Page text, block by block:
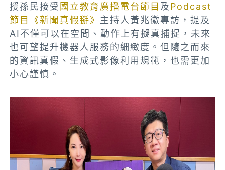
授孫民接受 國立教育廣播電台節目 及Podcast
節目《新聞真假掰》 主持人黃兆徽專訪，提及
AI不僅可以在空間、動作上有擬真捕捉，未來
也可望提升機器人服務的細緻度。但隨之而來
的資訊真假、生成式影像利用規範，也需更加
小心謹慎。